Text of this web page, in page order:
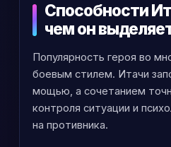
Способности
чем он
Популярность героя во
боевым стилем. Итачи
мощью, а сочетанием
контроля ситуации и
на противника.